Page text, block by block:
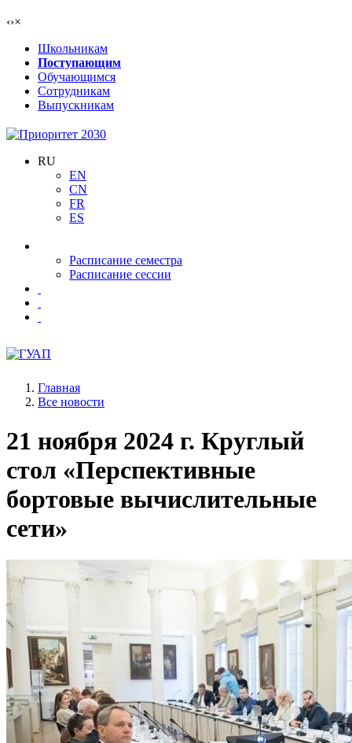
‹›×
Школьникам
Поступающим
Обучающимся
Сотрудникам
Выпускникам
RU
EN
CN
FR
ES
Расписание семестра
Расписание сессии
Главная
Все новости
21 ноября 2024 г. Круглый
стол «Перспективные
бортовые вычислительные
сети»